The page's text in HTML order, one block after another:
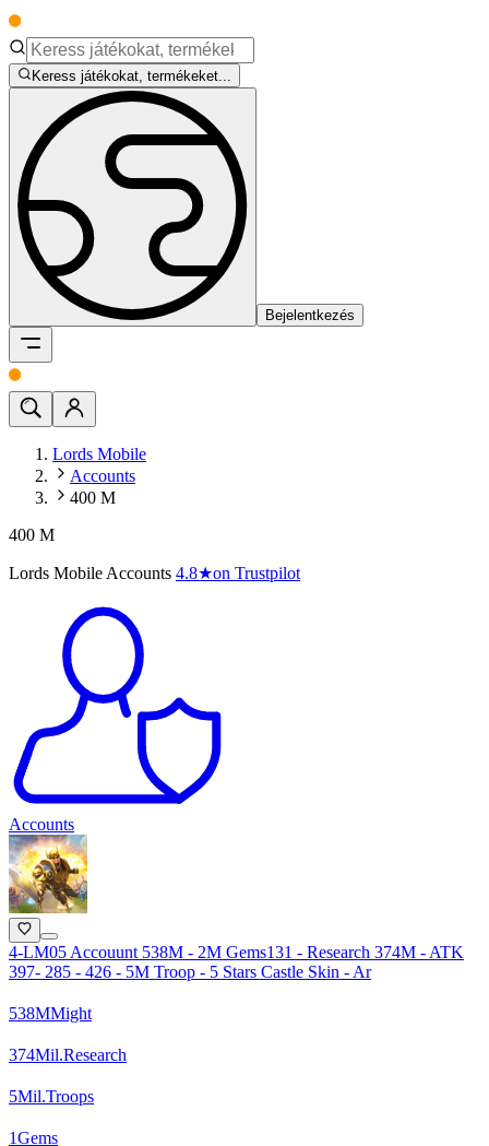
Keress játékokat, termékeket...
Bejelentkezés
Lords Mobile
Accounts
400 M
400 M
Lords Mobile Accounts 4.8★on Trustpilot
Accounts
4-LM05 Accouunt 538M - 2M Gems131 - Research 374M - ATK
397- 285 - 426 - 5M Troop - 5 Stars Castle Skin - Ar
538MMight
374Mil.Research
5Mil.Troops
1Gems